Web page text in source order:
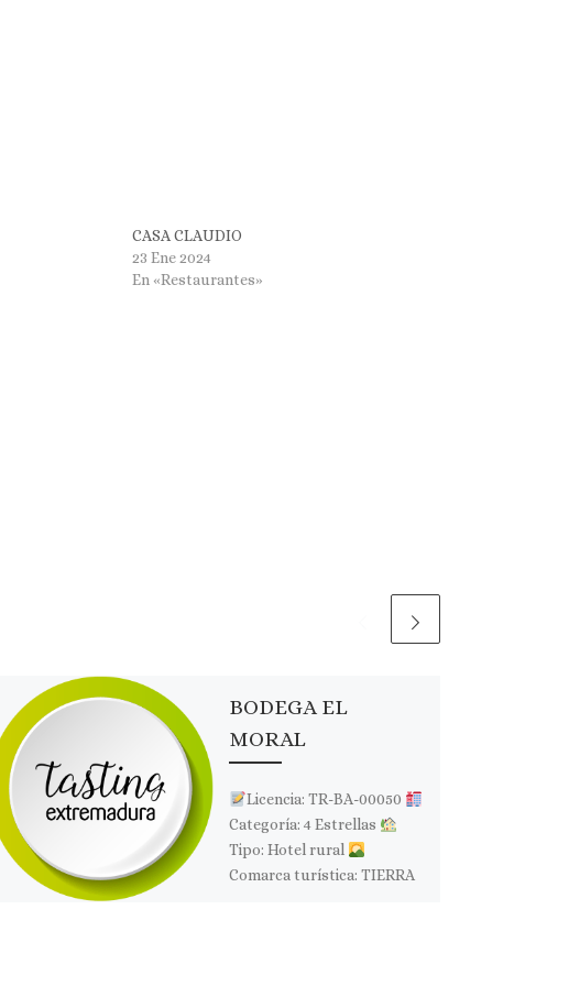
CASA CLAUDIO
23 Ene 2024
En «Restaurantes»
BODEGA EL
MORAL
Licencia: TR-BA-00050
Categoría: 4 Estrellas
Tipo: Hotel rural
Comarca turística: TIERRA